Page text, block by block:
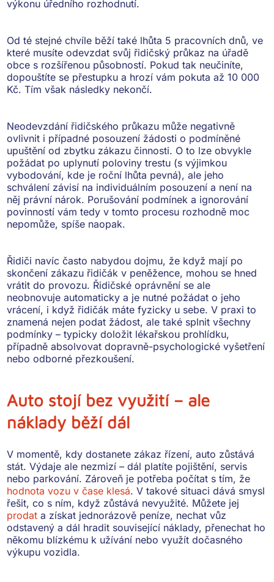
výkonu úředního rozhodnutí.
Od té stejné chvíle běží také lhůta 5 pracovních dnů, ve
které musíte odevzdat svůj řidičský průkaz na úřadě
obce s rozšířenou působností. Pokud tak neučiníte,
dopouštíte se přestupku a hrozí vám pokuta až 10 000
Kč. Tím však následky nekončí.
Neodevzdání řidičského průkazu může negativně
ovlivnit i případné posouzení žádosti o podmíněné
upuštění od zbytku zákazu činnosti. O to lze obvykle
požádat po uplynutí poloviny trestu (s výjimkou
vybodování, kde je roční lhůta pevná), ale jeho
schválení závisí na individuálním posouzení a není na
něj právní nárok. Porušování podmínek a ignorování
povinností vám tedy v tomto procesu rozhodně moc
nepomůže, spíše naopak.
Řidiči navíc často nabydou dojmu, že když mají po
skončení zákazu řidičák v peněžence, mohou se hned
vrátit do provozu. Řidičské oprávnění se ale
neobnovuje automaticky a je nutné požádat o jeho
vrácení, i když řidičák máte fyzicky u sebe. V praxi to
znamená nejen podat žádost, ale také splnit všechny
podmínky – typicky doložit lékařskou prohlídku,
případně absolvovat dopravně-psychologické vyšetření
nebo odborné přezkoušení.
Auto stojí bez využití – ale
náklady běží dál
V momentě, kdy dostanete zákaz řízení, auto zůstává
stát. Výdaje ale nezmizí –dál platíte pojištění, servis
nebo parkování. Zároveň je potřeba počítat s tím, že
hodnota vozu v čase klesá. V takové situaci dává smysl
řešit, co s ním, když zůstává nevyužité. Můžete jej
prodat a získat jednorázově peníze, nechat vůz
odstavený a dál hradit související náklady, přenechat ho
někomu blízkému k užívání nebo využít dočasného
výkupu vozidla.